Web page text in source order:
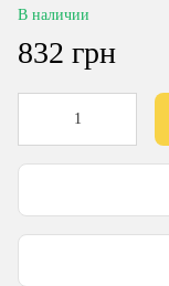
В наличии
832 грн